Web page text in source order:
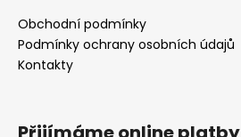
Obchodní podmínky
Podmínky ochrany osobních údajů
Kontakty